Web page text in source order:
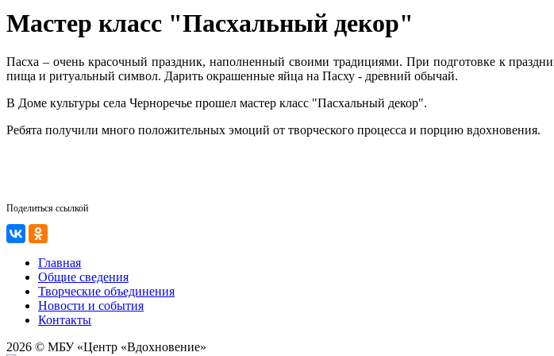
Мастер класс "Пасхальный декор"
Пасха – очень красочный праздник, наполненный своими традициями. При подготовке к
пища и ритуальный символ. Дарить окрашенные яйца на Пасху - древний обычай.
В Доме культуры села Черноречье прошел мастер класс "Пасхальный декор".
Ребята получили много положительных эмоций от творческого процесса и порцию вдохновения.
Поделиться ссылкой
Главная
Общие сведения
Творческие объединения
Новости и события
Контакты
2026 © МБУ «Центр «Вдохновение»